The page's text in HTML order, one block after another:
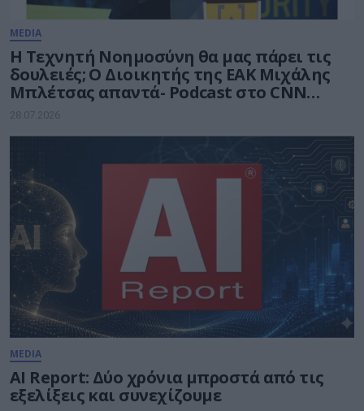
MEDIA
Η Τεχνητή Νοημοσύνη θα μας πάρει τις
δουλειές; Ο Διοικητής της ΕΑΚ Μιχάλης
Μπλέτσας απαντά- Podcast στο CNN
Greece
28.07.2026
MEDIA
AI Report: Δύο χρόνια μπροστά από τις
εξελίξεις και συνεχίζουμε